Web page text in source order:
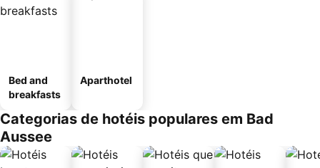
Bed and
breakfasts
Aparthotel
Categorias de hotéis populares em Bad
Aussee